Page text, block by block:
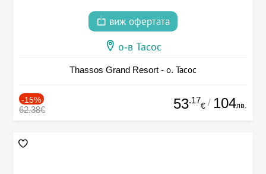
виж офертата
о-в Тасос
Thassos Grand Resort - о. Тасос
-15%
62.38€ 53.17
€ / 104лв.